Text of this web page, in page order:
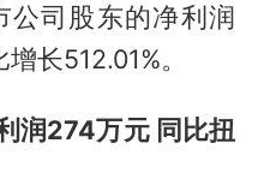
公司股东的净利润
长512.01%。
润274万元 同比扭